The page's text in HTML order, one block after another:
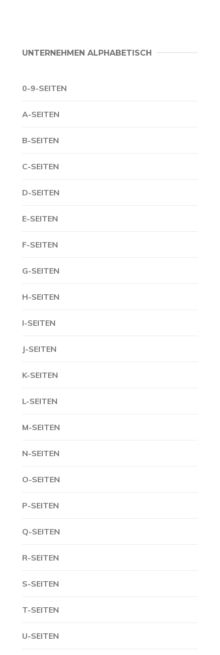
UNTERNEHMEN ALPHABETISCH
0-9-SEITEN
A-SEITEN
B-SEITEN
C-SEITEN
D-SEITEN
E-SEITEN
F-SEITEN
G-SEITEN
H-SEITEN
I-SEITEN
J-SEITEN
K-SEITEN
L-SEITEN
M-SEITEN
N-SEITEN
O-SEITEN
P-SEITEN
Q-SEITEN
R-SEITEN
S-SEITEN
T-SEITEN
U-SEITEN